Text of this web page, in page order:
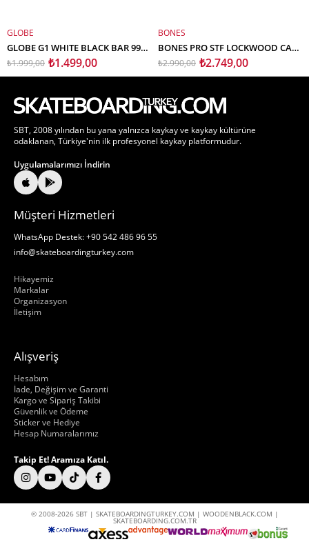
SEPETE EKLE
GLOBE
GLOBE G1 WHITE BLACK BAR 99A 52MM KAYKAY TEKERLEK SETİ
₺1.499,00
₺1.999,00
SEPETE EKLE
BONES
BONES PRO STF LOCKWOOD CAT FIGHT KAYKAY TEKERLEK SETİ 52MM V3 SLIMS 103A
₺2.749,00
₺2.990,00
SBT, 2008 yılından bu yana yalnızca kaykay ve kaykay kültürüne
odaklanan, Türkiye'nin ilk profesyonel kaykay platformudur.
Uygulamalarımızı İndirin
Müşteri Hizmetleri
WhatsApp Destek: +90 542 486 96 55
info@skateboardingturkey.com
Hikayemiz
Markalar
Organizasyon
İletişim
Alışveriş
Hakkımızda
Hesabım
İade, Değişim ve Garanti
Kargo ve Sipariş Takibi
Güvenlik ve Ödeme
Sticker ve Hediye
Hesap Numaralarımız
Takip Et! Aramıza Katıl.
© 2008-2026 SBT | SKATEBOARDINGTURKEY.COM | WOODENBLACK.COM |
SKATEBOARDING.COM.TR